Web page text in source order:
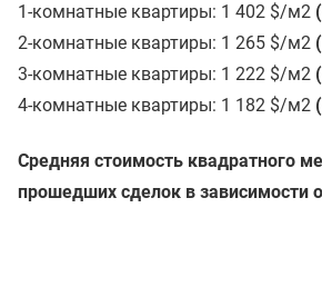
1-комнатные квартиры: 1 402 $/м2
2-комнатные квартиры: 1 265 $/м2
3-комнатные квартиры: 1 222 $/м2
4-комнатные квартиры: 1 182 $/м2
Средняя стоимость квадратного
прошедших сделок в зависимости